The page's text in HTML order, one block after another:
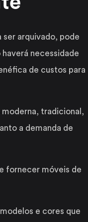
ser arquivado, pode
necessidade
de custos para
moderna, tradicional,
a demanda de
fornecer móveis de
e cores que